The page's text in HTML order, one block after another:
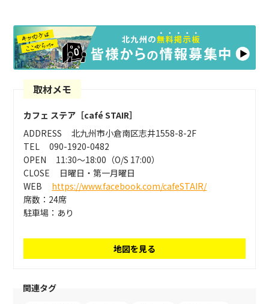
取材メモ
カフェ ステア［café STAIR］
ADDRESS
北九州市小倉南区志井1558-8-2F
TEL
090-1920-0482
OPEN
11:30〜18:00（O/S 17:00）
CLOSE
日曜日・第一月曜日
WEB
https://www.facebook.com/cafeSTAIR/
席数：24席
駐車場：あり
地図を見る
関連タグ